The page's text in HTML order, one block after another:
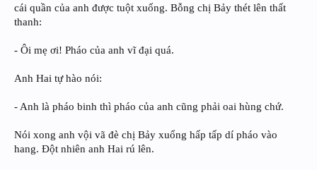
cái quần của anh được tuột xuống. Bỗng chị Bảy thét lên thất
thanh:
- Ôi mẹ ơi! Pháo của anh vĩ đại quá.
Anh Hai tự hào nói:
- Anh là pháo binh thì pháo của anh cũng phải oai hùng chứ.
Nói xong anh vội vã đè chị Bảy xuống hấp tấp dí pháo vào
hang. Đột nhiên anh Hai rú lên.